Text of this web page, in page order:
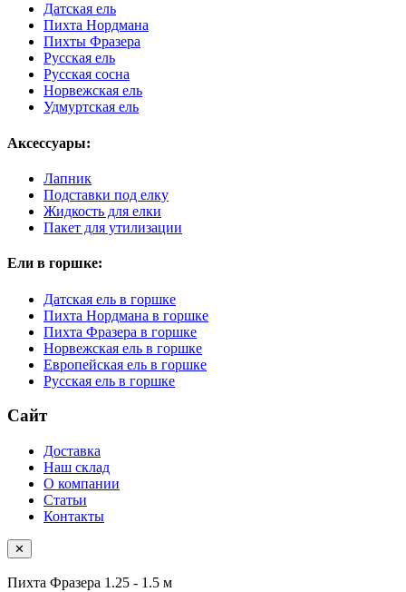
Датская ель
Пихта Нордмана
Пихты Фразера
Русская ель
Русская сосна
Норвежская ель
Удмуртская ель
Аксессуары:
Лапник
Подставки под елку
Жидкость для елки
Пакет для утилизации
Ели в горшке:
Датская ель в горшке
Пихта Нордмана в горшке
Пихта Фразера в горшке
Норвежская ель в горшке
Европейская ель в горшке
Русская ель в горшке
Сайт
Доставка
Наш склад
О компании
Статьи
Контакты
✕
Пихта Фразера 1.25 - 1.5 м